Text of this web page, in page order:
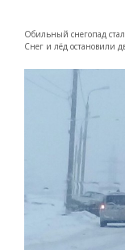
Обильный снегопад
Снег и лёд остановили